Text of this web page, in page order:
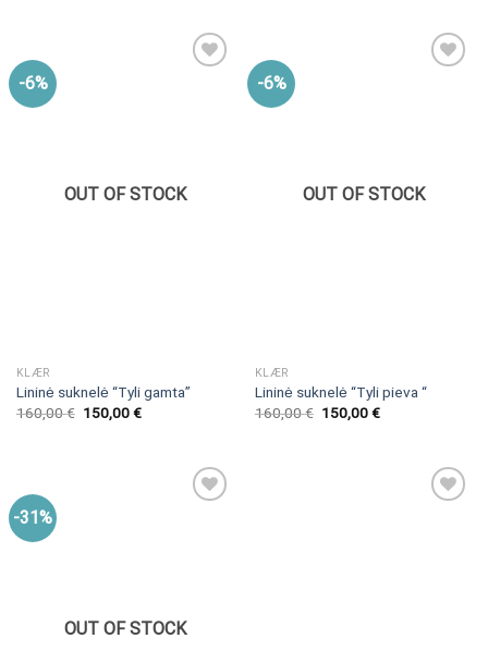
-6%
OUT OF STOCK
KLÆR
Lininė suknelė “Tyli gamta”
160,00€ 150,00€
-6%
OUT OF STOCK
KLÆR
Lininė suknelė “Tyli pieva “
160,00€ 150,00€
-31%
OUT OF STOCK